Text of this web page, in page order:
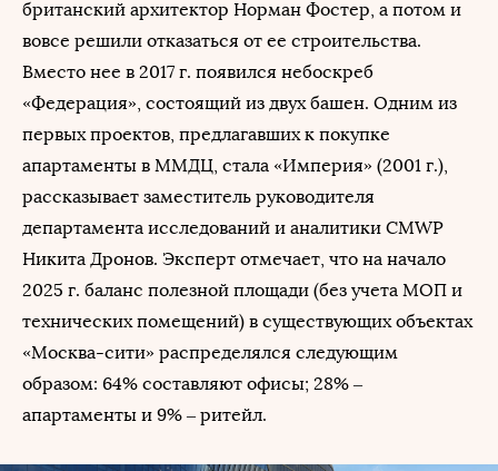
британский архитектор Норман Фостер, а потом и
вовсе решили отказаться от ее строительства.
Вместо нее в 2017 г. появился небоскреб
«Федерация», состоящий из двух башен. Одним из
первых проектов, предлагавших к покупке
апартаменты в ММДЦ, стала «Империя» (2001 г.),
рассказывает заместитель руководителя
департамента исследований и аналитики CMWP
Никита Дронов. Эксперт отмечает, что на начало
2025 г. баланс полезной площади (без учета МОП и
технических помещений) в существующих объектах
«Москва-сити» распределялся следующим
образом: 64% составляют офисы; 28% ‒
апартаменты и 9% ‒ ритейл.